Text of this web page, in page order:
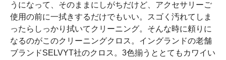
うになって、そのままにしがちだけど、アクセサリーご
使用の前に一拭きするだけでもいい。スゴく汚れてしま
ったらしっかり拭いてクリーニング。そんな時に頼りに
なるのがこのクリーニングクロス。イングランドの老舗
ブランドSELVYT社のクロス。3色揃うととてもカワイい